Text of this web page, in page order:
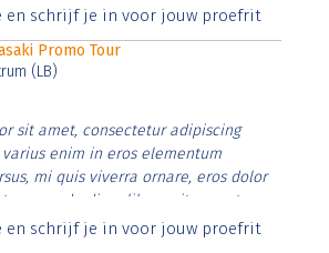
et justo cursus id rutrum lorem
en schrijf je in voor jouw proefrit
Promo Tour
(LB)
sit amet, consectetur adipiscing
enim in eros elementum
mi quis viverra ornare, eros dolor
commodo diam libero vitae erat.
et justo cursus id rutrum lorem
en schrijf je in voor jouw proefrit